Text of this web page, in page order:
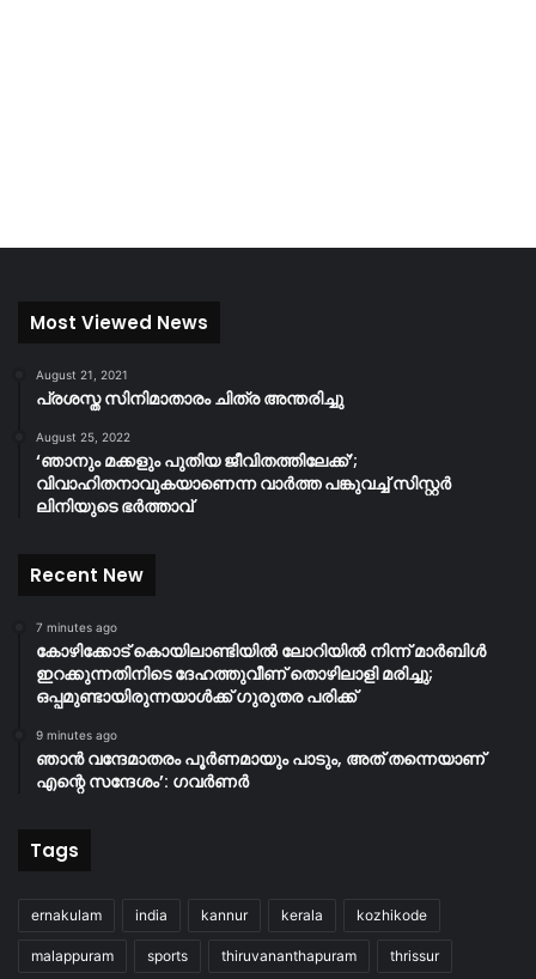
Most Viewed News
August 21, 2021
പ്രശസ്ത സിനിമാതാരം ചിത്ര അന്തരിച്ചു
August 25, 2022
‘ഞാനും മക്കളും പുതിയ ജീവിതത്തിലേക്ക്’;
വിവാഹിതനാവുകയാണെന്ന വാർത്ത പങ്കുവച്ച് സിസ്റ്റർ
ലിനിയുടെ ഭർത്താവ്
Recent New
7 minutes ago
കോഴിക്കോട് കൊയിലാണ്ടിയിൽ ലോറിയിൽ നിന്ന് മാർബിൾ
ഇറക്കുന്നതിനിടെ ദേഹത്തുവീണ് തൊഴിലാളി മരിച്ചു;
ഒപ്പമുണ്ടായിരുന്നയാൾക്ക് ഗുരുതര പരിക്ക്
9 minutes ago
ഞാൻ വന്ദേമാതരം പൂർണമായും പാടും, അത് തന്നെയാണ്
എന്റെ സന്ദേശം’: ഗവർണർ
Tags
ernakulam india kannur kerala kozhikode
malappuram sports thiruvananthapuram thrissur